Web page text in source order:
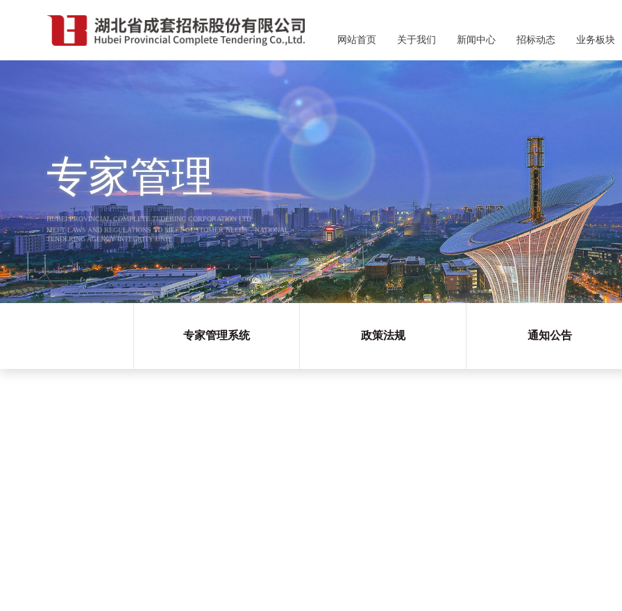
网站首页 关于我们 新闻中心 招标动态 业务板块
专家管理
HUBEI PROVINCIAL COMPLETE TEDERING CORPORATION LTD
MEET LAWS AND REGULATIONS TO MEET CUSTOMER NEEDS，NATIONAL
TENDERING AGENCY INTEGRITY UNIT
专家管理系统 政策法规 通知公告